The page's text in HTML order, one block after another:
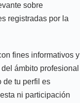
sobre
registradas por la
fines informativos y
ámbito profesional
de tu perfil es
ni participación